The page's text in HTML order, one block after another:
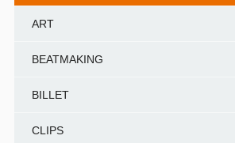
ART
BEATMAKING
BILLET
CLIPS